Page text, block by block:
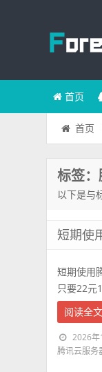
首页
首页
标签
以下是与
短期使
短期使用
只要22元
阅读全文
2026年
腾讯云服务